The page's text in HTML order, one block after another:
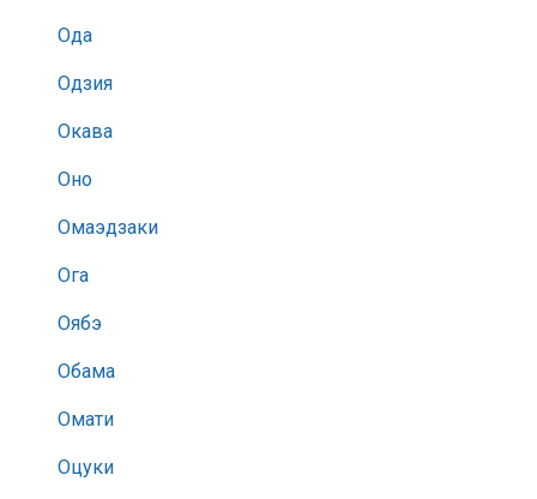
Ода
Одзия
Окава
Оно
Омаэдзаки
Ога
Оябэ
Обама
Омати
Оцуки